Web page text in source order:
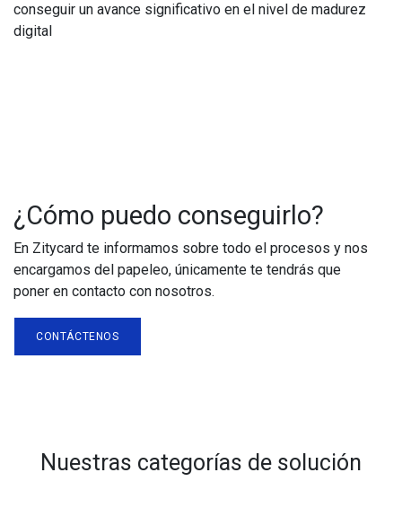
conseguir un avance significativo en el nivel de madurez
digital
¿Cómo puedo conseguirlo?
En Zitycard te informamos sobre todo el procesos y nos
encargamos del papeleo, únicamente te tendrás que
poner en contacto con nosotros.
CONTÁCTENOS
Nuestras categorías de solución